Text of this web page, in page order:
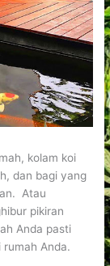
kolam koi
dan bagi yang
Atau
pikiran
Anda pasti
Anda.